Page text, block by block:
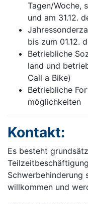
Tagen/Woche,
und am 31.12.
bis zum 01.12.
Betriebliche
land und
Call a Bike)
Betriebliche
möglichkeiten
Kontakt:
Es besteht
Schwerbehinderung
willkommen und